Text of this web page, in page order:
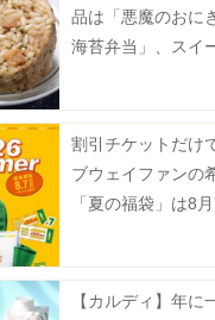
品は「悪魔のおに
海苔弁当」、スイ
割引チケットだけ
ブウェイファンの
「夏の福袋」は8
【カルディ】年に